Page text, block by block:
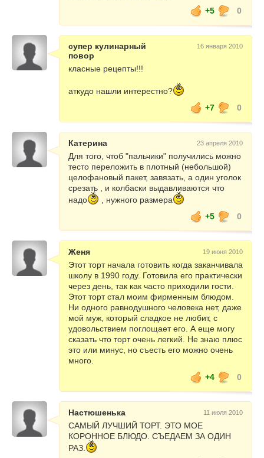
+5
0
супер кулинарный
повор
16 января 2010
класные рецепты!!!
аткудо нашли интерестно?
+7
0
Катерина 23 апреля 2010
Для того, чтоб "пальчики" получились можно
тесто переложить в плотный (небольшой)
целофановый пакет, завязать, а один уголок
срезать , и колбаски выдавливаются что
надо
, нужного размера
+5
0
Женя 19 июня 2010
Этот торт начала готовить когда заканчивала
школу в 1990 году. Готовила его практически
через день, так как часто приходили гости.
Этот торт стал моим фирменным блюдом.
Ни одного равнодушного человека нет, даже
мой муж, который сладкое не любит, с
удовольствием поглощает его. А еще могу
сказать что торт очень легкий. Не знаю плюс
это или минус, но съесть его можно очень
много.
+4
0
Настюшенька 11 июля 2010
САМЫЙ ЛУЧШИЙ ТОРТ. ЭТО МОЕ
КОРОННОЕ БЛЮДО. СЪЕДАЕМ ЗА ОДИН
РАЗ.